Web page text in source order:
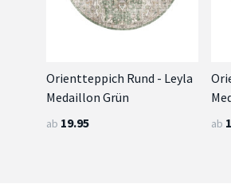
Orientteppich Rund - Leyla
Medaillon Grün
ab 19.95 ab